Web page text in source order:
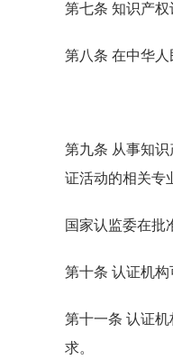
第七条 知识产
第八条 在中华人
第九条 从事知
证活动的相关专
国家认监委在批
第十条 认证机
第十一条 认证
求。